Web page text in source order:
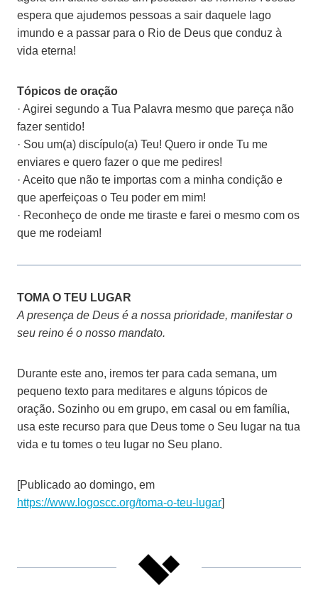
espera que ajudemos pessoas a sair daquele lago
imundo e a passar para o Rio de Deus que conduz à
vida eterna!
Tópicos de oração
· Agirei segundo a Tua Palavra mesmo que pareça não
fazer sentido!
· Sou um(a) discípulo(a) Teu! Quero ir onde Tu me
enviares e quero fazer o que me pedires!
· Aceito que não te importas com a minha condição e
que aperfeiçoas o Teu poder em mim!
· Reconheço de onde me tiraste e farei o mesmo com os
que me rodeiam!
TOMA O TEU LUGAR
A presença de Deus é a nossa prioridade, manifestar o
seu reino é o nosso mandato.
Durante este ano, iremos ter para cada semana, um
pequeno texto para meditares e alguns tópicos de
oração. Sozinho ou em grupo, em casal ou em família,
usa este recurso para que Deus tome o Seu lugar na tua
vida e tu tomes o teu lugar no Seu plano.
[Publicado ao domingo, em
https://www.logoscc.org/toma-o-teu-lugar]